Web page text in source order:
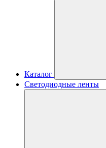
Каталог
Светодиодные ленты